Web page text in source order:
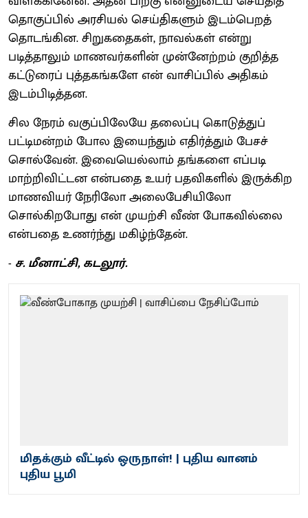
தொகுப்பில் அரசியல் செய்திகளும் இடம்பெறத்
தொடங்கின. சிறுகதைகள், நாவல்கள் என்று
படித்தாலும் மாணவர்களின் முன்னேற்றம் குறித்த
கட்டுரைப் புத்தகங்களே என் வாசிப்பில் அதிகம்
இடம்பிடித்தன.
சில நேரம் வகுப்பிலேயே தலைப்பு கொடுத்துப்
பட்டிமன்றம் போல இயைந்தும் எதிர்த்தும் பேசச்
சொல்வேன். இவையெல்லாம் தங்களை எப்படி
மாற்றிவிட்டன என்பதை உயர் பதவிகளில் இருக்கிற
மாணவியர் நேரிலோ அலைபேசியிலோ
சொல்கிறபோது என் முயற்சி வீண் போகவில்லை
என்பதை உணர்ந்து மகிழ்ந்தேன்.
- ச. மீனாட்சி, கடலூர்.
மிதக்கும் வீட்டில் ஒருநாள்! | புதிய வானம்
புதிய பூமி